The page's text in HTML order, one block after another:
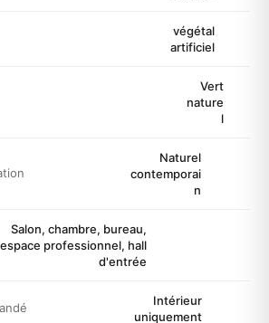
végétal
artificiel
Vert
nature
l
Naturel
contemporai
n
Salon, chambre, bureau,
espace professionnel, hall
d'entrée
Intérieur
uniquement